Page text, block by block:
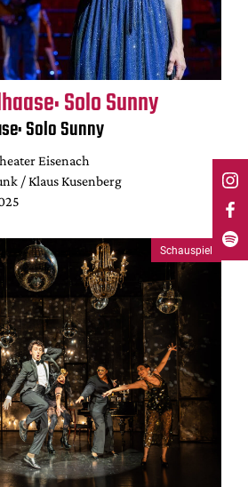
Solo Sunny
Solo Sunny
Eisenach
/ Klaus Kusenberg
Schauspiel